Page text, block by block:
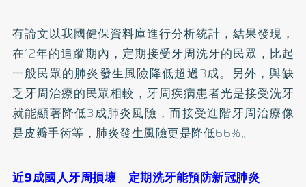
有論文以我國健保資料庫進行分析統計，結果發現，
在12年的追蹤期內，定期接受牙周洗牙的民眾，比起
一般民眾的肺炎發生風險降低超過3成。另外，與缺
乏牙周治療的民眾相較，牙周疾病患者光是接受洗牙
就能顯著降低3成肺炎風險，而接受進階牙周治療像
是皮瓣手術等，肺炎發生風險更是降低66%。
近9成國人牙周損壞 定期洗牙能預防新冠肺炎